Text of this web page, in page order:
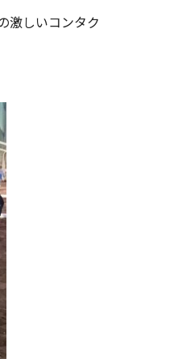
激しいコンタク